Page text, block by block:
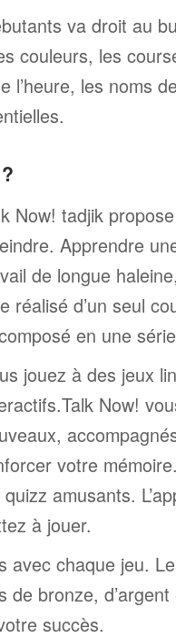
va droit au
couleurs, les
l’heure, les noms
Now! tadjik
Apprendre
de longue
réalisé d’un seul
en une
jouez à des jeux
Now!
votre
amusants.
à jouer.
avec chaque jeu.
de bronze,
succès.